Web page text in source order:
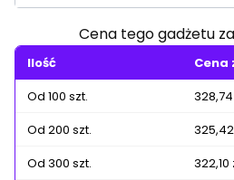
Cena tego gadżetu
Ilość
Cena
Od 100 szt.
328,74
Od 200 szt.
325,42
Od 300 szt.
322,10